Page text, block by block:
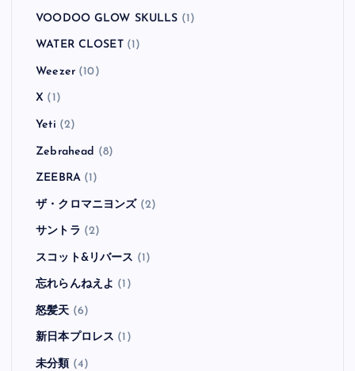
VOODOO GLOW SKULLS (1)
WATER CLOSET(1)
Weezer(10)
X (1)
Yeti (2)
Zebrahead (8)
ZEEBRA(1)
ザ・クロマニヨンズ(2)
サントラ (2)
スコット&リバース (1)
忘れらんねえよ (1)
怒髪天 (6)
新日本プロレス (1)
未分類 (4)